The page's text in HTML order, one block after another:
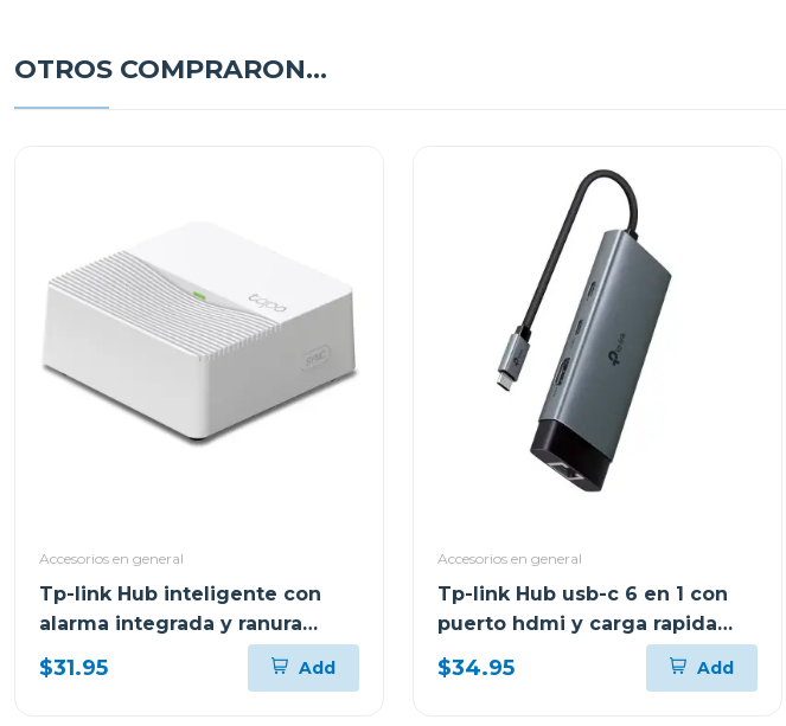
OTROS COMPRARON...
Accesorios en general
Tp-link Hub inteligente con
alarma integrada y ranura
microsd tapo h200
$31.95 Add
Accesorios en general
Tp-link Hub usb-c 6 en 1 con
puerto hdmi y carga rapida
100w uh6120
$34.95 Add